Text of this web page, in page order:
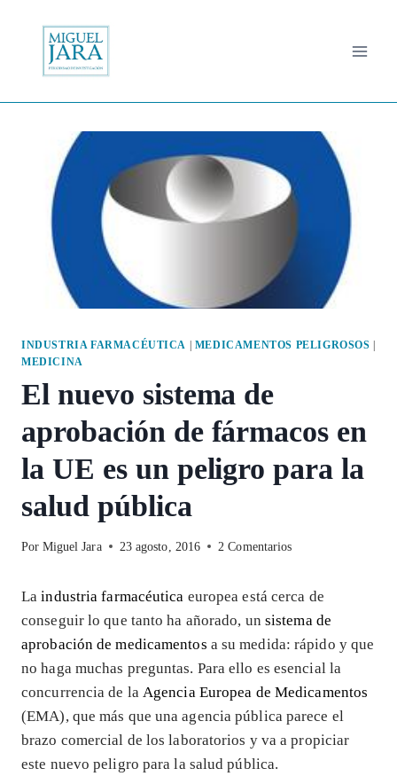
contenido
INDUSTRIA FARMACÉUTICA MEDICAMENTOS PELIGROSOS
MEDICINA
El nuevo sistema de
aprobación de fármacos en
la UE es un peligro para la
salud pública
Por Miguel Jara 23 agosto, 2016 2 Comentarios
Laindustria farmacéutica europea está cerca de
conseguir lo que tanto ha añorado, un sistema de
aprobación de medicamentos a su medida: rápido y que
no haga muchas preguntas. Para ello es esencial la
concurrencia de la Agencia Europea de Medicamentos
(EMA), que más que una agencia pública parece el
brazo comercial de los laboratorios y va a propiciar
este nuevo peligro para la salud pública.